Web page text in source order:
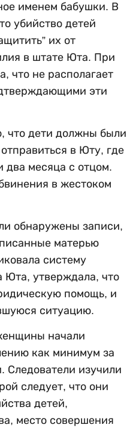
именем бабушки. В
убийство детей
их от
в штате Юта. При
что не располагает
эти
что дети должны были
в Юту, где
два месяца с отцом.
в жестоком
обнаружены записи,
матерью
систему
Юта, утверждала, что
помощь, и
ситуацию.
начали
как минимум за
Следователи изучили
следует, что они
детей,
место совершения